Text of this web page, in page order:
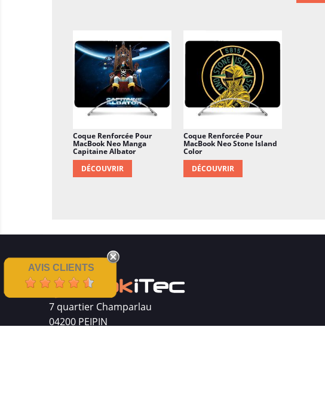
Coque Renforcée Pour
MacBook Neo Manga
Capitaine Albator
DÉCOUVRIR
Coque Renforcée Pour
MacBook Neo Stone Island
Color
DÉCOUVRIR
7 quartier Champarlau
04200 PEIPIN
AVIS CLIENTS